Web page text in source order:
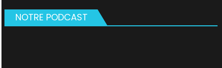
NOTRE PODCAST